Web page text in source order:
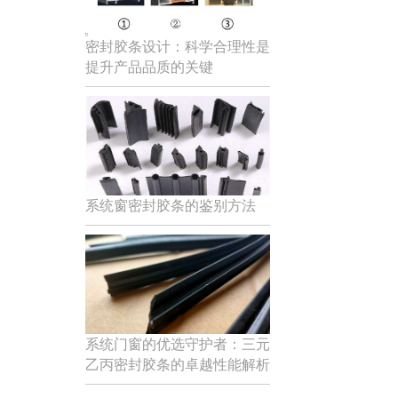
密封胶条设计：科学合理性是
提升产品品质的关键
系统窗密封胶条的鉴别方法
系统门窗的优选守护者：三元
乙丙密封胶条的卓越性能解析